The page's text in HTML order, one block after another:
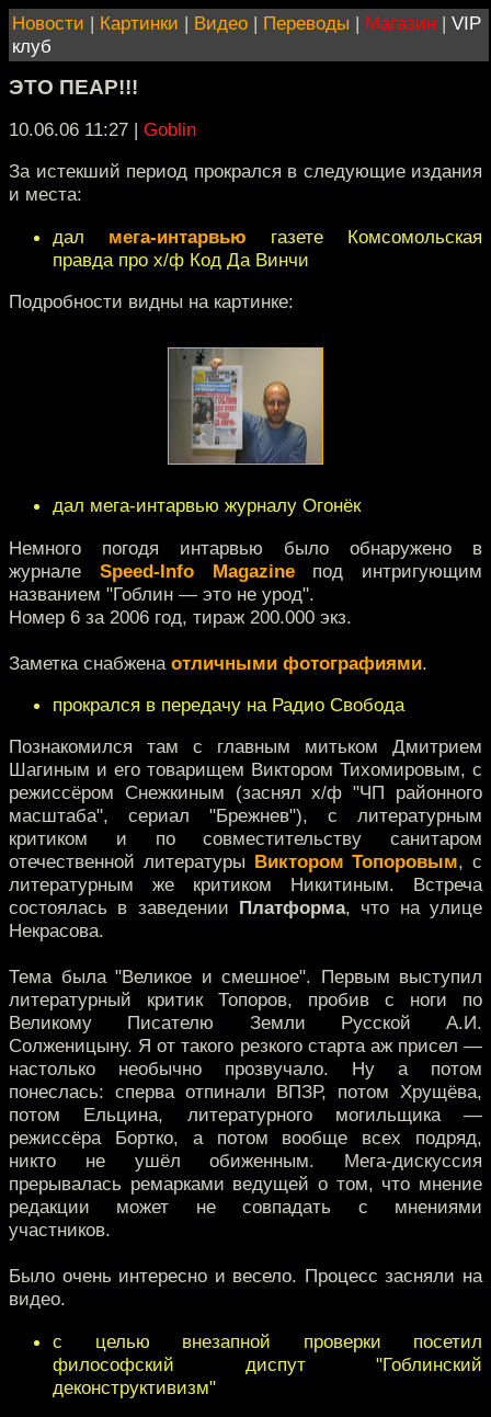
Новости | Картинки | Видео | Переводы | Магазин | VIP
клуб
ЭТО ПЕАР!!!
10.06.06 11:27 | Goblin
За истекший период прокрался в следующие издания
и места:
дал мега-интарвью газете Комсомольская
правда про х/ф Код Да Винчи
Подробности видны на картинке:
дал мега-интарвью журналу Огонёк
Немного погодя интарвью было обнаружено в
журнале Speed-Info Magazineпод интригующим
названием "Гоблин — это не урод".
Номер 6 за 2006 год, тираж 200.000 экз.
Заметка снабжена отличными фотографиями.
прокрался в передачу на Радио Свобода
Познакомился там с главным митьком Дмитрием
Шагиным и его товарищем Виктором Тихомировым, с
режиссёром Снежкиным (заснял х/ф "ЧП районного
масштаба", сериал "Брежнев"), с литературным
критиком и по совместительству санитаром
отечественной литературы Виктором Топоровым, с
литературным же критиком Никитиным. Встреча
состоялась в заведении Платформа, что на улице
Некрасова.
Тема была "Великое и смешное". Первым выступил
литературный критик Топоров, пробив с ноги по
Великому Писателю Земли Русской А.И.
Солженицыну. Я от такого резкого старта аж присел —
настолько необычно прозвучало. Ну а потом
понеслась: сперва отпинали ВПЗР, потом Хрущёва,
потом Ельцина, литературного могильщика —
режиссёра Бортко, а потом вообще всех подряд,
никто не ушёл обиженным. Мега-дискуссия
прерывалась ремарками ведущей о том, что мнение
редакции может не совпадать с мнениями
участников.
Было очень интересно и весело. Процесс засняли на
видео.
с целью внезапной проверки посетил
философский диспут "Гоблинский
деконструктивизм"